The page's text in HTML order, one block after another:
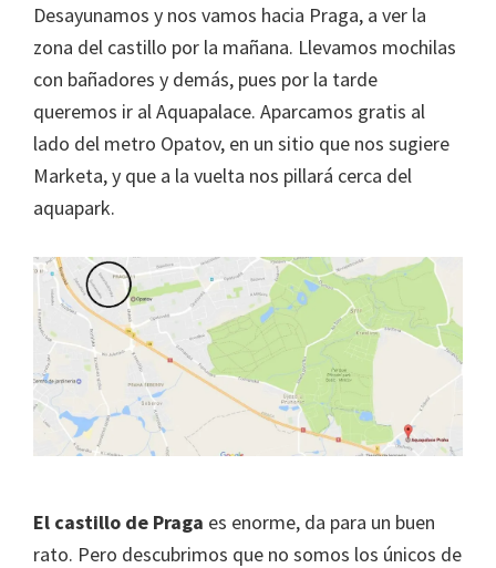
Desayunamos y nos vamos hacia Praga, a ver la
zona del castillo por la mañana. Llevamos mochilas
con bañadores y demás, pues por la tarde
queremos ir al Aquapalace. Aparcamos gratis al
lado del metro Opatov, en un sitio que nos sugiere
Marketa, y que a la vuelta nos pillará cerca del
aquapark.
El castillo de Praga es enorme, da para un buen
rato. Pero descubrimos que no somos los únicos de